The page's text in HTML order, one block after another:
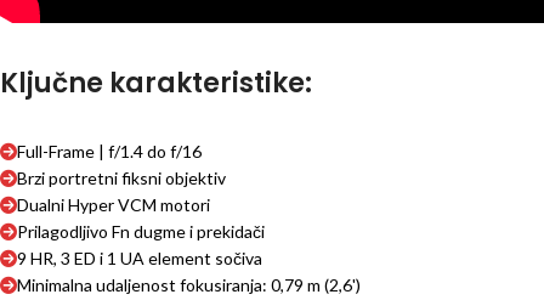
Ključne karakteristike:
Full-Frame | f/1.4 do f/16
Brzi portretni fiksni objektiv
Dualni Hyper VCM motori
Prilagodljivo Fn dugme i prekidači
9 HR, 3 ED i 1 UA element sočiva
Minimalna udaljenost fokusiranja: 0,79 m (2,6')